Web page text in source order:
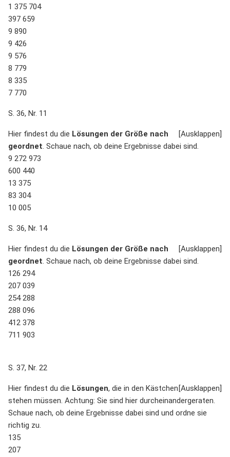
1 375 704
397 659
9 890
9 426
9 576
8 779
8 335
7 770
S. 36, Nr. 11
Hier findest du die Lösungen der Größe nach
geordnet. Schaue nach, ob deine Ergebnisse dabei sind.
9 272 973
600 440
13 375
83 304
10 005
S. 36, Nr. 14
Hier findest du die Lösungen der Größe nach
geordnet. Schaue nach, ob deine Ergebnisse dabei sind.
126 294
207 039
254 288
288 096
412 378
711 903
S. 37, Nr. 22
Hier findest du die Lösungen, die in den Kästchen
stehen müssen. Achtung: Sie sind hier durcheinandergeraten.
Schaue nach, ob deine Ergebnisse dabei sind und ordne sie
richtig zu.
135
207